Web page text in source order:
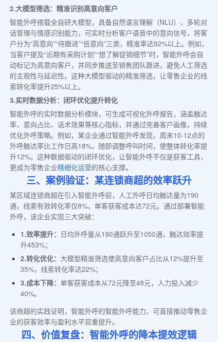
2.大模型筛选：精准识别高意向客户
智能外呼搭载全自研大模型，具备自然语言理解（NLU）、多轮对
话管理与情感识别能力，可实时分析客户语音中的意向信号，将客
户分为“高意向”“待跟进”“低意向”三类，精准率达92%以上。例如，
当客户提及“近期有采购计划”“想了解促销细节”时，智能外呼会自
动标记为高意向客户，并同步推送至销售团队跟进，避免人工筛选
的主观性与延迟性。这种大模型驱动的精准筛选，让零售企业的线
索转化率提升25%以上。
3.实时数据分析：闭环优化提升转化
智能外呼的实时数据分析模块，可生成可视化外呼报告，涵盖触达
率、意向占比、话术效果等核心指标，并通过完善客户画像，持续
优化外呼策略。例如，某企业通过智能外呼发现，周末10-12点的
外呼触达率比工作日高18%，随即调整呼叫时间，使整体转化率提
升12%。这种数据驱动的闭环优化，让智能外呼不仅是获客工具，
更成为零售企业精细化运营的核心支撑。
三、案例验证：某连锁商超的效率跃升
某区域连锁商超在引入智能外呼前，人工外呼日均触达量为190
通，线索有效转化率仅8%，单客获客成本达72元。通过部署智能
外呼，该企业实现三大突破：
1.效率提升： 日均外呼量从190通跃升至1050通，触达效率提
升453%；
2.转化优化： 大模型精准筛选使高意向客户占比从12%提升至
35%，线索转化率达22%；
3.成本下降： 单客获客成本从72元降至48元，人力投入减少
40%。
该商超的实践证明，智能外呼的智能外呼能力，可直接推动零售企
业的获客效率与盈利水平双重提升。
四、价值复盘：智能外呼的降本提效逻辑